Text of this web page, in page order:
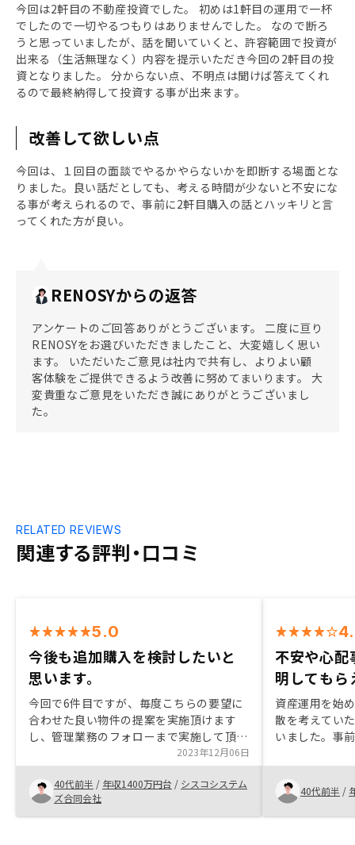
今回は2軒目の不動産投資でした。 初めは1軒目の運用で一杯
でしたので一切やるつもりはありませんでした。 なので断ろ
うと思っていましたが、話を聞いていくと、許容範囲で投資が
出来る（生活無理なく）内容を提示いただき今回の2軒目の投
資となりました。 分からない点、不明点は聞けば答えてくれ
るので最終納得して投資する事が出来ます。
改善して欲しい点
今回は、１回目の面談でやるかやらないかを即断する場面とな
りました。良い話だとしても、考える時間が少ないと不安にな
る事が考えられるので、事前に2軒目購入の話とハッキリと言
ってくれた方が良い。
RENOSYからの返答
アンケートのご回答ありがとうございます。 二度に亘り
RENOSYをお選びいただきましたこと、大変嬉しく思い
ます。 いただいたご意見は社内で共有し、よりよい顧
客体験をご提供できるよう改善に努めてまいります。 大
変貴重なご意見をいただき誠にありがとうございまし
た。
関連する評判・口コミ
RELATED REVIEWS
5.0
今後も追加購入を検討したいと
思います。
今回で6件目ですが、毎度こちらの要望に
合わせた良い物件の提案を実施頂けます
し、管理業務のフォローまで実施して頂け
て、とても安心してお任せできます。 また
機会があれば、追加購入を検討したいと考
えています。
2023年12月06日
40代前半 / 年収1400万円台 / シスコシステム
ズ合同会社
不安や心配
明してもら
資産運用を始
散を考えてい
いました。事
もらえないと
さんはまず相
話をしていく
提示してもら
40代前半 /